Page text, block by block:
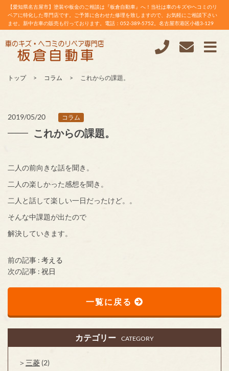
【愛知県名古屋市】塗装や板金のご相談は『板倉自動車』へ！当社は車のキズやヘコミのリ
ペアに特化した専門店です。ご予算に合わせた修理を致しますので、お気軽にご相談下さい
ませ。新中古車の販売も行っております。電話：052-389-5752。名古屋市港区小碓3-129
トップ コラム これからの課題。
2019/05/20 コラム
これからの課題。
二人の前向きな話を聞き。
二人の楽しかった感想を聞き。
二人と話して楽しい一日だったけど。。
そんな中課題が出たので
解決していきます。
前の記事 : 考える
次の記事 : 祝日
一覧に戻る
カテゴリー CATEGORY
三菱 (2)